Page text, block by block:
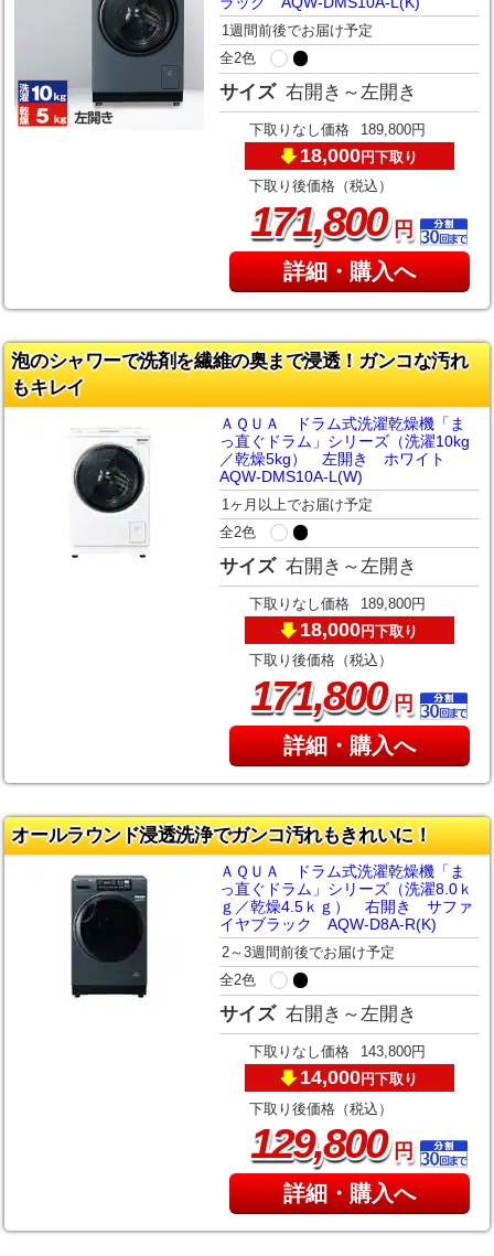
1週間前後でお届け予定
全2色
サイズ 右開き～左開き
下取りなし価格 189,800円
18,000円下取り
下取り後価格（税込）
171,800円
詳細・購入へ
泡のシャワーで洗剤を繊維の奥まで浸透！ガンコな汚れ
もキレイ
ＡＱＵＡ ドラム式洗濯乾燥機「ま
っ直ぐドラム」シリーズ（洗濯10kg
／乾燥5kg） 左開き ホワイト
AQW-DMS10A-L(W)
1ヶ月以上でお届け予定
全2色
サイズ 右開き～左開き
下取りなし価格 189,800円
18,000円下取り
下取り後価格（税込）
171,800円
詳細・購入へ
オールラウンド浸透洗浄でガンコ汚れもきれいに！
ＡＱＵＡ ドラム式洗濯乾燥機「ま
っ直ぐドラム」シリーズ（洗濯8.0ｋ
ｇ／乾燥4.5ｋｇ） 右開き サファ
イヤブラック AQW-D8A-R(K)
2～3週間前後でお届け予定
全2色
サイズ 右開き～左開き
下取りなし価格 143,800円
14,000円下取り
下取り後価格（税込）
129,800円
詳細・購入へ